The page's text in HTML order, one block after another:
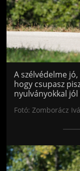
A szélvédelme
hogy csupasz
nyulványokkal
Fotó: Zomborácz